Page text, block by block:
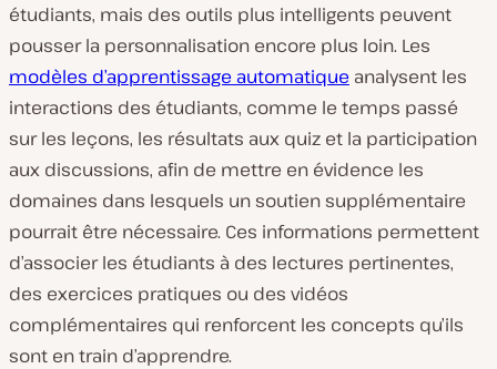
étudiants, mais des outils plus intelligents peuvent
pousser la personnalisation encore plus loin. Les
modèles d’apprentissage automatique analysent les
interactions des étudiants, comme le temps passé
sur les leçons, les résultats aux quiz et la participation
aux discussions, afin de mettre en évidence les
domaines dans lesquels un soutien supplémentaire
pourrait être nécessaire. Ces informations permettent
d’associer les étudiants à des lectures pertinentes,
des exercices pratiques ou des vidéos
complémentaires qui renforcent les concepts qu’ils
sont en train d’apprendre.